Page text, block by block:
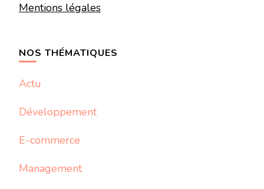
Mentions légales
NOS THÉMATIQUES
Actu
Développement
E-commerce
Management